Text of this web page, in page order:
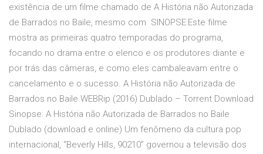
existência de um filme chamado de A História não Autorizada
de Barrados no Baile, mesmo com SINOPSE:Este filme
mostra as primeiras quatro temporadas do programa,
focando no drama entre o elenco e os produtores diante e
por trás das câmeras, e como eles cambaleavam entre o
cancelamento e o sucesso. A História não Autorizada de
Barrados no Baile WEBRip (2016) Dublado – Torrent Download
Sinopse: A História não Autorizada de Barrados no Baile
Dublado (download e online) Um fenômeno da cultura pop
internacional, “Beverly Hills, 90210” governou a televisão dos